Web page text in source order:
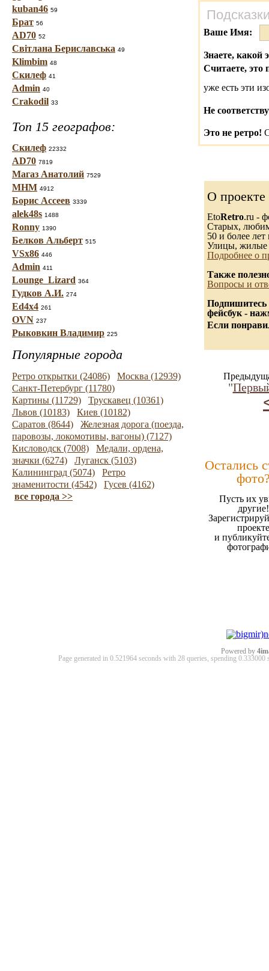
kuban46 59
Брат 56
AD70 52
Світлана Бериславська 49
Klimbim 48
Скилеф 41
Admin 40
Crakodil 33
Топ 15 географов:
Скилеф 22332
AD70 7819
Магаз Анатолий 7529
МНМ 4912
Борис Ассеев 3339
alek48s 1488
Ronny 1390
Белков Альберт 515
VSx86 446
Admin 411
Lounge_Lizard 364
Гудков А.И. 274
Ed4x4 261
OVN 237
Рыковкин Владимир 225
Популярные города
Ретро открытки (24086)
Москва (12939)
Санкт-Петербург (11780)
Картины (11729)
Трускавец (10361)
Львов (10183)
Киев (10182)
Саратов (8644)
Железная дорога (поезда,
паровозы, локомотивы, вагоны) (7127)
Кисловодск (7008)
Медали, ордена,
значки (6274)
Луганск (5103)
Калининград (5074)
Ретро
знаменитости (4542)
Гусев (4162)
все города >>
Ваше Имя:
Знаете, какой
Считаете, это
уже есть эти
Не
Это не ретро!
О проекте
EtoRetro.ru -
Старых,
50 и более лет
Улицы, жилые
Подробнее о
Также
Вопросы и
Подпишитесь
фейсбук -
Если
"
Остались
Пусть их
другие!
проекте
и
Powered by
Page generated in 0.521964 seconds with 28 queries, spending